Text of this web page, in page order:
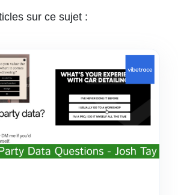
sur ce sujet :